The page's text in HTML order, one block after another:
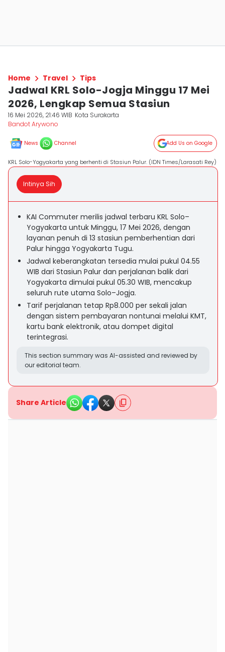
Home Travel Tips
Jadwal KRL Solo-Jogja Minggu 17 Mei
2026, Lengkap Semua Stasiun
16 Mei 2026, 21:46 WIB Kota Surakarta
Bandot Arywono
News Channel Add Us on Google
KRL Solo-Yogyakarta yang berhenti di Stasiun Palur. (IDN Times/Larasati Rey)
Intinya Sih
KAI Commuter merilis jadwal terbaru KRL Solo–
Yogyakarta untuk Minggu, 17 Mei 2026, dengan
layanan penuh di 13 stasiun pemberhentian dari
Palur hingga Yogyakarta Tugu.
Jadwal keberangkatan tersedia mulai pukul 04.55
WIB dari Stasiun Palur dan perjalanan balik dari
Yogyakarta dimulai pukul 05.30 WIB, mencakup
seluruh rute utama Solo–Jogja.
Tarif perjalanan tetap Rp8.000 per sekali jalan
dengan sistem pembayaran nontunai melalui KMT,
kartu bank elektronik, atau dompet digital
terintegrasi.
This section summary was AI-assisted and reviewed by
our editorial team.
Share Article